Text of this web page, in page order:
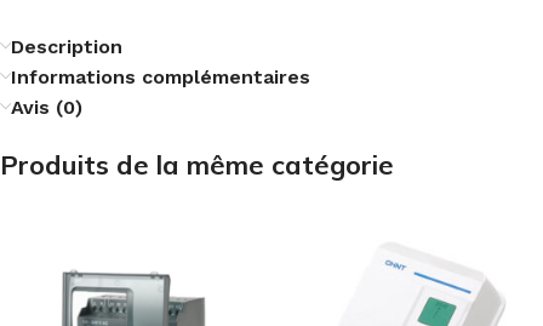
Description
Informations complémentaires
Avis (0)
Produits de la même catégorie